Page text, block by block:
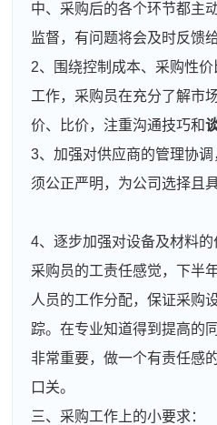
中、采购后的各个环节都主
监督，有问题将会及时反
2、围绕控制成本、采购性
工作，采购员在充分了解市
价、比价，注重沟通技巧和
3、加强对供应商的管理协
须公正严明，为公司选择且
4、逐步加强对设备及材料的
采购员的工责任感觉，下半
人员的工作分配，保证采购
踪。在专业知道得到提高的
非常重要，做一个有责任感
口关。
三、采购工作上的小要